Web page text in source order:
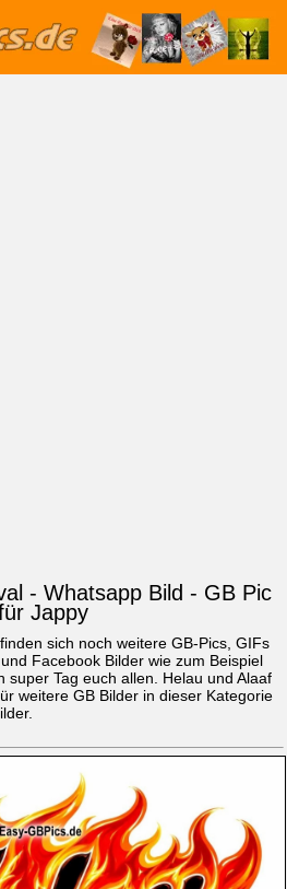
- Whatsapp Bild - GB Pic
Jappy
sich noch weitere GB-Pics, GIFs
Facebook Bilder wie zum Beispiel
super Tag euch allen. Helau und Alaaf
weitere GB Bilder in dieser Kategorie
.